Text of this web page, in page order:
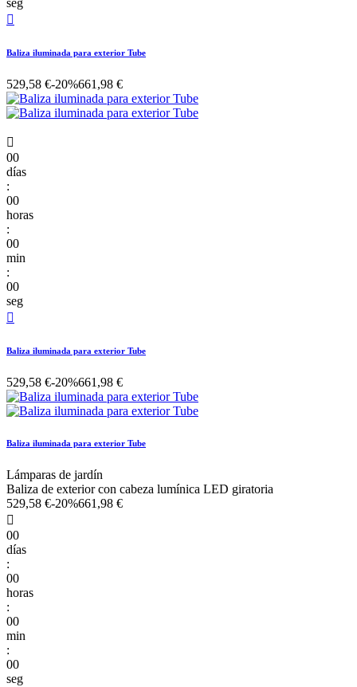
seg

Baliza iluminada para exterior Tube
529,58 €-20%661,98 €

00
días
:
00
horas
:
00
min
:
00
seg

Baliza iluminada para exterior Tube
529,58 €-20%661,98 €
Baliza iluminada para exterior Tube
Lámparas de jardín
Baliza de exterior con cabeza lumínica LED giratoria
529,58 €-20%661,98 €

00
días
:
00
horas
:
00
min
:
00
seg